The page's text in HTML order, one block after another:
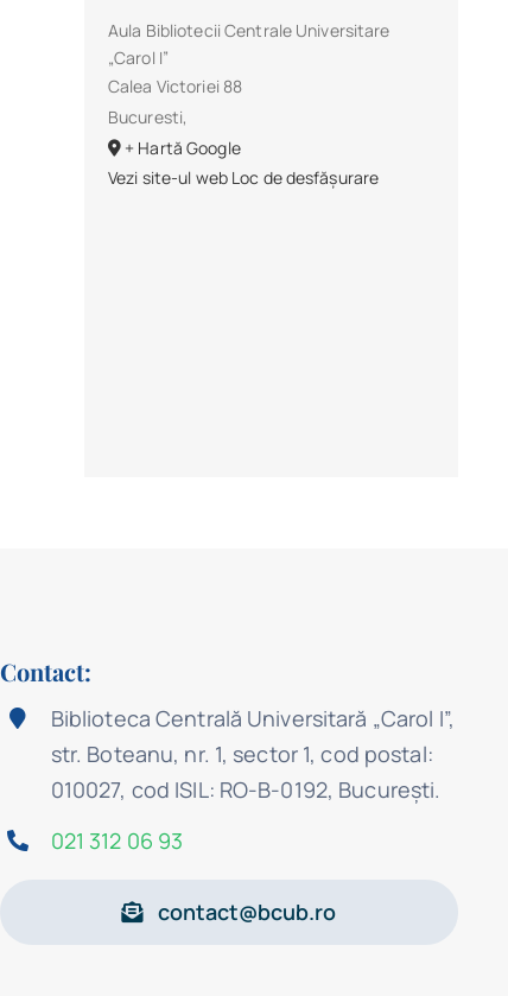
Aula Bibliotecii Centrale Universitare
„Carol I”
Calea Victoriei 88
Bucuresti,
+ Hartă Google
Vezi site-ul web Loc de desfășurare
Contact:
Biblioteca Centrală Universitară „Carol I”,
str. Boteanu, nr. 1, sector 1, cod postal:
010027, cod ISIL: RO-B-0192, Bucureşti.
021 312 06 93
contact@bcub.ro